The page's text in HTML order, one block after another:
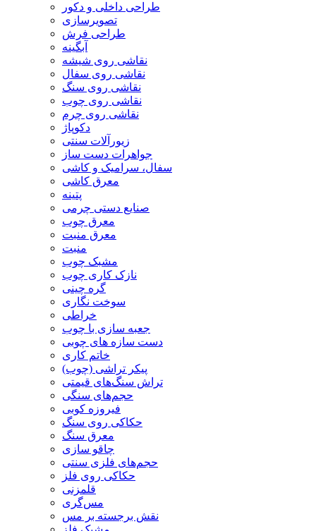
طراحی داخلی و دکور
تصویرسازی
طراحی فرش
آبگینه
نقاشی روی شیشه
نقاشی روی سفال
نقاشی روی سنگ
نقاشی روی چوب
نقاشی روی چرم
دکوپاژ
زیورآلات سنتی
جواهرات دست ساز
سفال، سرامیک و کاشی
معرق کاشی
پتینه
صنایع دستی چرمی
معرق چوب
معرق منبت
منبت
مشبک چوب
نازک کاری چوب
گره چینی
سوخت نگاری
خراطی
جعبه سازی با چوب
دست سازه های چوبی
خاتم کاری
پیکر تراشی (چوب)
تراش سنگ‌های قیمتی
حجم‌های سنگی
فیروزه کوبی
حکاکی روی سنگ
معرق سنگ
چاقو سازی
حجم‌های فلزی سنتی
حکاکی روی فلز
قلمزنی
مس‌گری
نقش برجسته بر مس